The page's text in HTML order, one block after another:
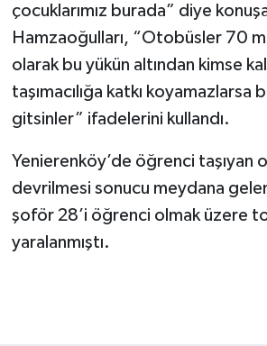
çocuklarımız burada” diye
Hamzaoğulları, “Otobüsler 70
olarak bu yükün altından kimse
taşımacılığa katkı koyamazlarsa
gitsinler” ifadelerini kullandı.
Yenierenköy’de öğrenci taşıyan
devrilmesi sonucu meydana
şoför 28’i öğrenci olmak üzere
yaralanmıştı.